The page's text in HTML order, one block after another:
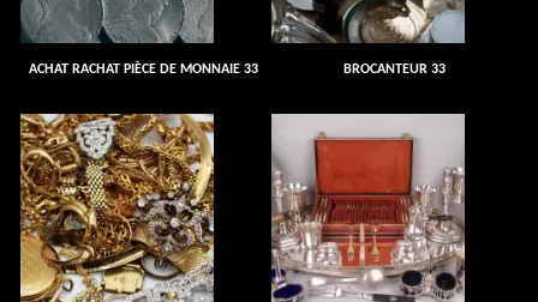
ACHAT RACHAT PIÈCE DE MONNAIE 33 BROCANTEUR 33